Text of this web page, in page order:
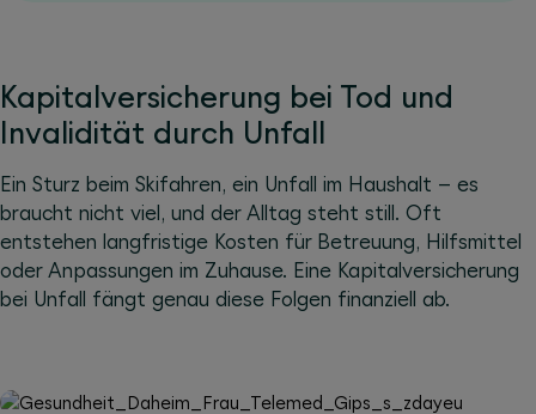
Kapitalversicherung bei Tod und
Invalidität durch Unfall
Ein Sturz beim Skifahren, ein Unfall im Haushalt – es
braucht nicht viel, und der Alltag steht still. Oft
entstehen langfristige Kosten für Betreuung, Hilfsmittel
oder Anpassungen im Zuhause. Eine Kapitalversicherung
bei Unfall fängt genau diese Folgen finanziell ab.